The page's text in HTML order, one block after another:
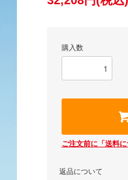
購入数
ご注文前に「送料
返品について